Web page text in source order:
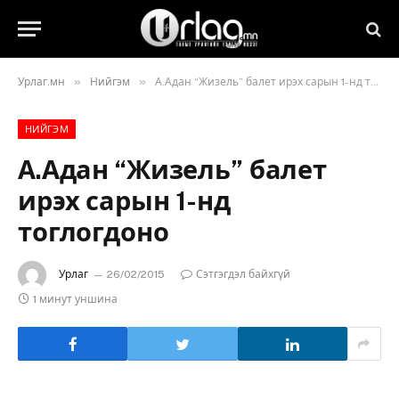
Урлаг.мн » Нийгэм » А.Адан “Жизель” балет ирэх сарын 1-нд тоглогдоно
НИЙГЭМ
А.Адан “Жизель” балет
ирэх сарын 1-нд
тоглогдоно
Урлаг 26/02/2015
Сэтгэгдэл байхгүй
1 минут уншина